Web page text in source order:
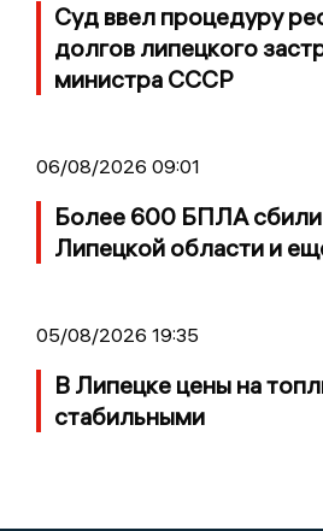
Суд ввел процедуру
долгов липецкого
министра СССР
06/08/2026 09:01
Более 600 БПЛА сбили
Липецкой области и
05/08/2026 19:35
В Липецке цены на
стабильными